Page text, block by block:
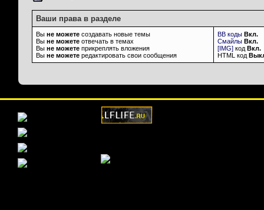
Ваши права в разделе
Вы не можете создавать новые темы
Вы не можете отвечать в темах
Вы не можете прикреплять вложения
Вы не можете редактировать свои сообщения
BB коды Вкл.
Смайлы Вкл.
[IMG] код Вкл.
HTML код